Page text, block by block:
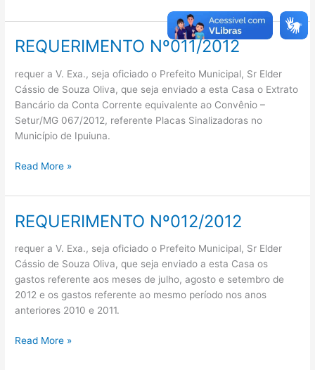
REQUERIMENTO Nº011/2012
requer a V. Exa., seja oficiado o Prefeito Municipal, Sr Elder
Cássio de Souza Oliva, que seja enviado a esta Casa o Extrato
Bancário da Conta Corrente equivalente ao Convênio –
Setur/MG 067/2012, referente Placas Sinalizadoras no
Município de Ipuiuna.
REQUERIMENTO
Read More »
REQUERIMENTO Nº012/2012
requer a V. Exa., seja oficiado o Prefeito Municipal, Sr Elder
Cássio de Souza Oliva, que seja enviado a esta Casa os
gastos referente aos meses de julho, agosto e setembro de
2012 e os gastos referente ao mesmo período nos anos
anteriores 2010 e 2011.
REQUERIMENTO
Read More »